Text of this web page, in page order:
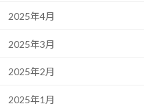
2025年4月
2025年3月
2025年2月
2025年1月